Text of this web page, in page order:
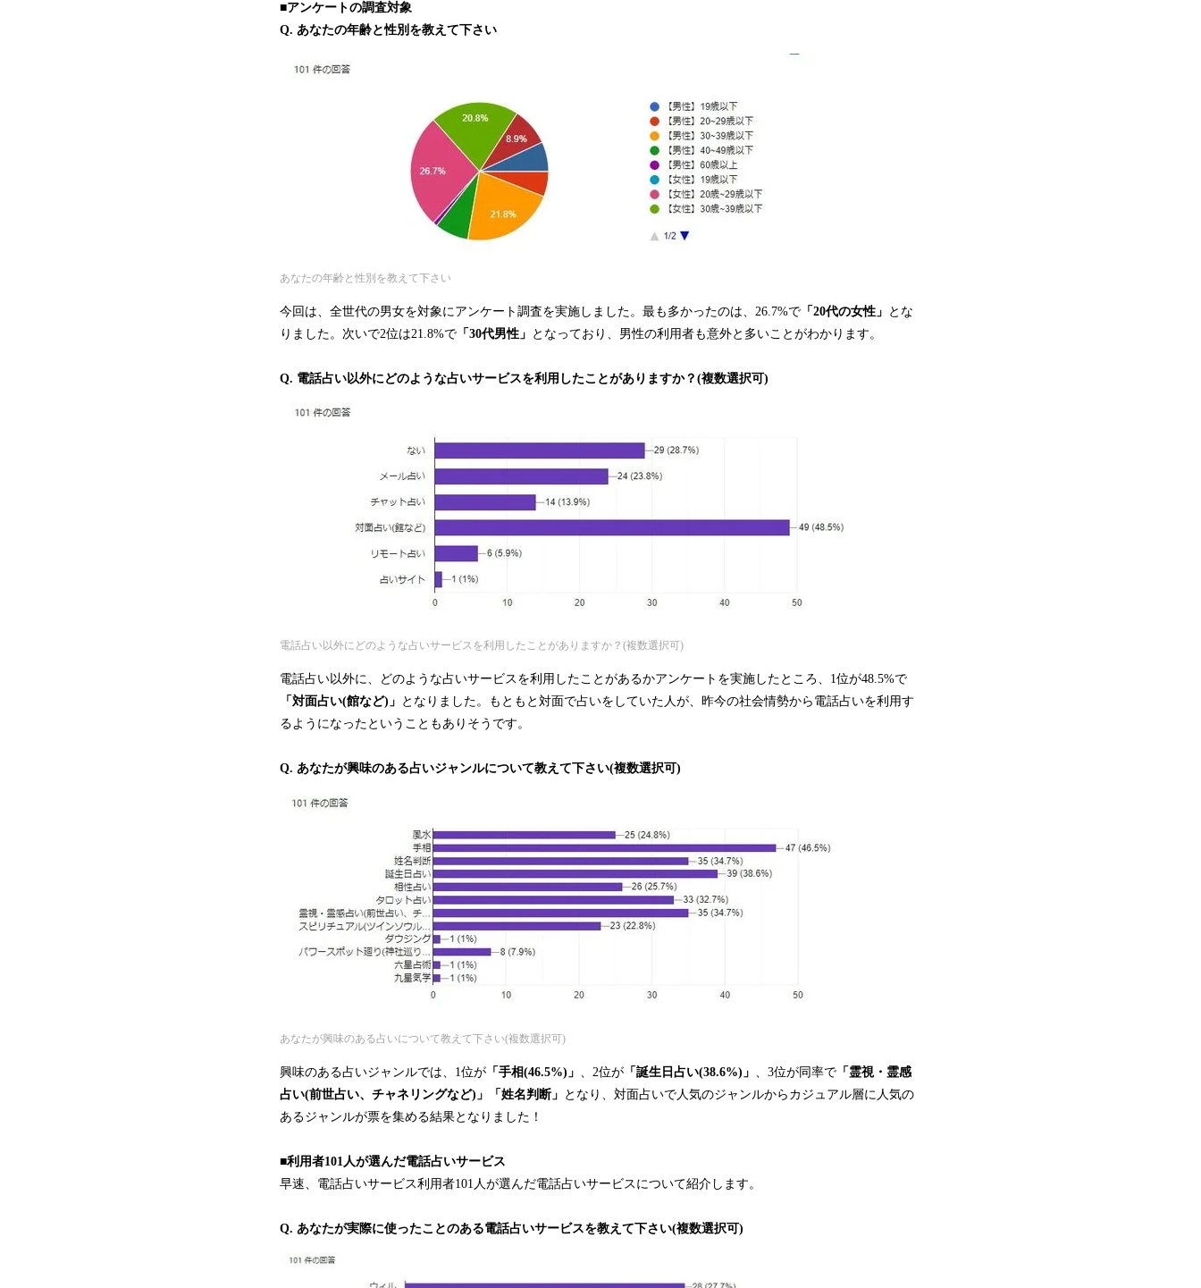
■アンケートの調査対象
Q. あなたの年齢と性別を教えて下さい
あなたの年齢と性別を教えて下さい
今回は、全世代の男女を対象にアンケート調査を実施しました。最も多かったのは、26.7%で 「20代の女性」 とな
りました。次いで2位は21.8%で 「30代男性」 となっており、男性の利用者も意外と多いことがわかります。
Q. 電話占い以外にどのような占いサービスを利用したことがありますか？(複数選択可)
電話占い以外にどのような占いサービスを利用したことがありますか？(複数選択可)
電話占い以外に、どのような占いサービスを利用したことがあるかアンケートを実施したところ、1位が48.5%で
「対面占い(館など)」 となりました。もともと対面で占いをしていた人が、昨今の社会情勢から電話占いを利用す
るようになったということもありそうです。
Q. あなたが興味のある占いジャンルについて教えて下さい(複数選択可)
あなたが興味のある占いについて教えて下さい(複数選択可)
興味のある占いジャンルでは、1位が 「手相(46.5%)」 、2位が 「誕生日占い(38.6%)」 、3位が同率で 「霊視・霊感
占い(前世占い、チャネリングなど)」「姓名判断」 となり、対面占いで人気のジャンルからカジュアル層に人気の
あるジャンルが票を集める結果となりました！
■利用者101人が選んだ電話占いサービス
早速、電話占いサービス利用者101人が選んだ電話占いサービスについて紹介します。
Q. あなたが実際に使ったことのある電話占いサービスを教えて下さい(複数選択可)